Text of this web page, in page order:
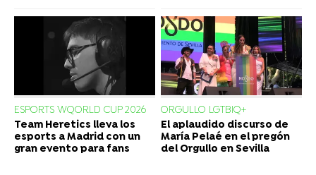
ESPORTS WQORLD CUP 2026
Team Heretics lleva los
esports a Madrid con un
gran evento para fans
ORGULLO LGTBIQ+
El aplaudido discurso de
María Pelaé en el pregón
del Orgullo en Sevilla